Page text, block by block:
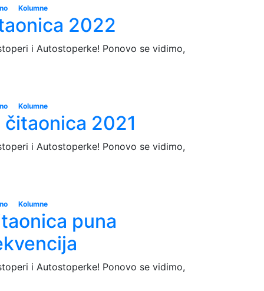
Kolumne
2022
i Autostoperke! Ponovo se vidimo,
Kolumne
2021
i Autostoperke! Ponovo se vidimo,
Kolumne
puna
i Autostoperke! Ponovo se vidimo,